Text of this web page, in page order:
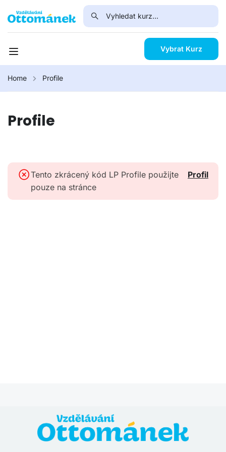
Vybrat Kurz
Home Profile
Profile
Tento zkrácený kód LP Profile použijte
pouze na stránce
Profil